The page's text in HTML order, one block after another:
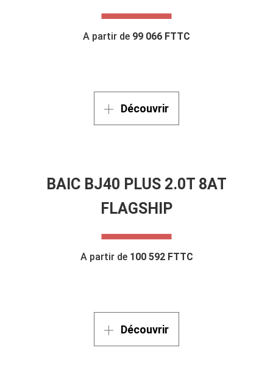
A partir de 99 066 FTTC
Découvrir
BAIC BJ40 PLUS 2.0T 8AT
FLAGSHIP
A partir de 100 592 FTTC
Découvrir